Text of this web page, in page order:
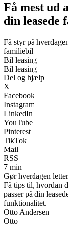
Få mest ud
din leasede
Få styr på
familiebil
Bil leasing
Bil leasing
Del og hjælp
X
Facebook
Instagram
LinkedIn
YouTube
Pinterest
TikTok
Mail
RSS
7 min
Gør hverdagen
Få tips til, hvordan
passer på din
funktionalitet.
Otto Andersen
Otto